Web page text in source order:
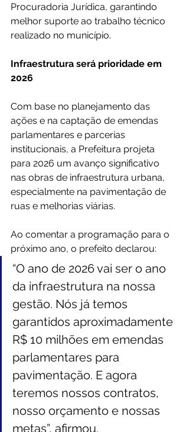
Procuradoria Jurídica, garantindo
melhor suporte ao trabalho técnico
realizado no município.
Infraestrutura será prioridade em
2026
Com base no planejamento das
ações e na captação de emendas
parlamentares e parcerias
institucionais, a Prefeitura projeta
para 2026 um avanço significativo
nas obras de infraestrutura urbana,
especialmente na pavimentação de
ruas e melhorias viárias.
Ao comentar a programação para o
próximo ano, o prefeito declarou:
“O ano de 2026 vai ser o ano
da infraestrutura na nossa
gestão. Nós já temos
garantidos aproximadamente
R$ 10 milhões em emendas
parlamentares para
pavimentação. E agora
teremos nossos contratos,
nosso orçamento e nossas
metas”, afirmou.